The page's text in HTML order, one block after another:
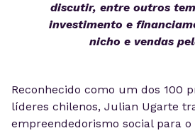
discutir, entre outros
investimento e
nicho e vendas
Reconhecido como um dos 100
líderes chilenos, Julian Ugarte
empreendedorismo social para o